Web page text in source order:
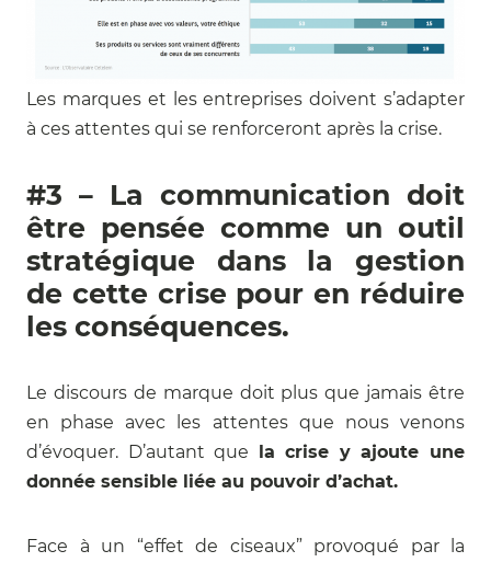
Les marques et les entreprises doivent s’adapter
à ces attentes qui se renforceront après la crise.
#3 – La communication doit
être pensée comme un outil
stratégique dans la gestion
de cette crise pour en réduire
les conséquences.
Le discours de marque doit plus que jamais être
en phase avec les attentes que nous venons
d’évoquer. D’autant que la crise y ajoute une
donnée sensible liée au pouvoir d’achat.
Face à un “effet de ciseaux” provoqué par la